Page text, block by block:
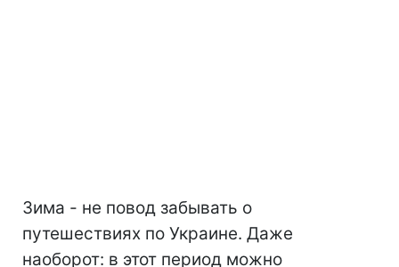
Зима - не повод забывать о
путешествиях по Украине. Даже
наоборот: в этот период можно